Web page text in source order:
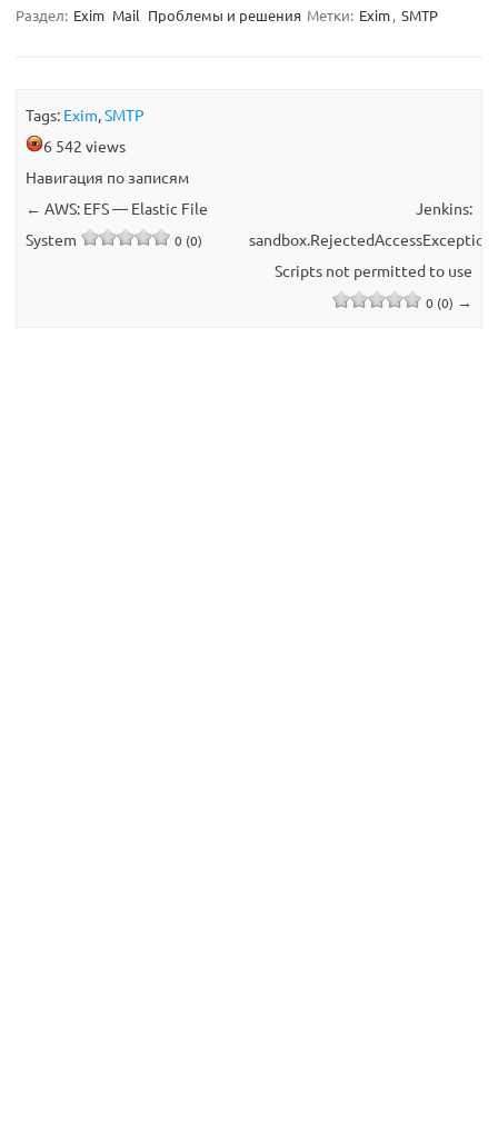
Раздел: Exim Mail Проблемы и решения Метки: Exim, SMTP
Tags: Exim,SMTP
6 542 views
Навигация по записям
← AWS: EFS — Elastic File
System
0 (0)
Jenkins:
sandbox.RejectedAccessException:
Scripts not permitted to use
0 (0) →